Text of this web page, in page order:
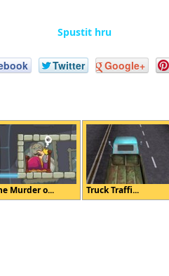
Spustit hru
Twitter Google+
Murder o... Truck Traffi...